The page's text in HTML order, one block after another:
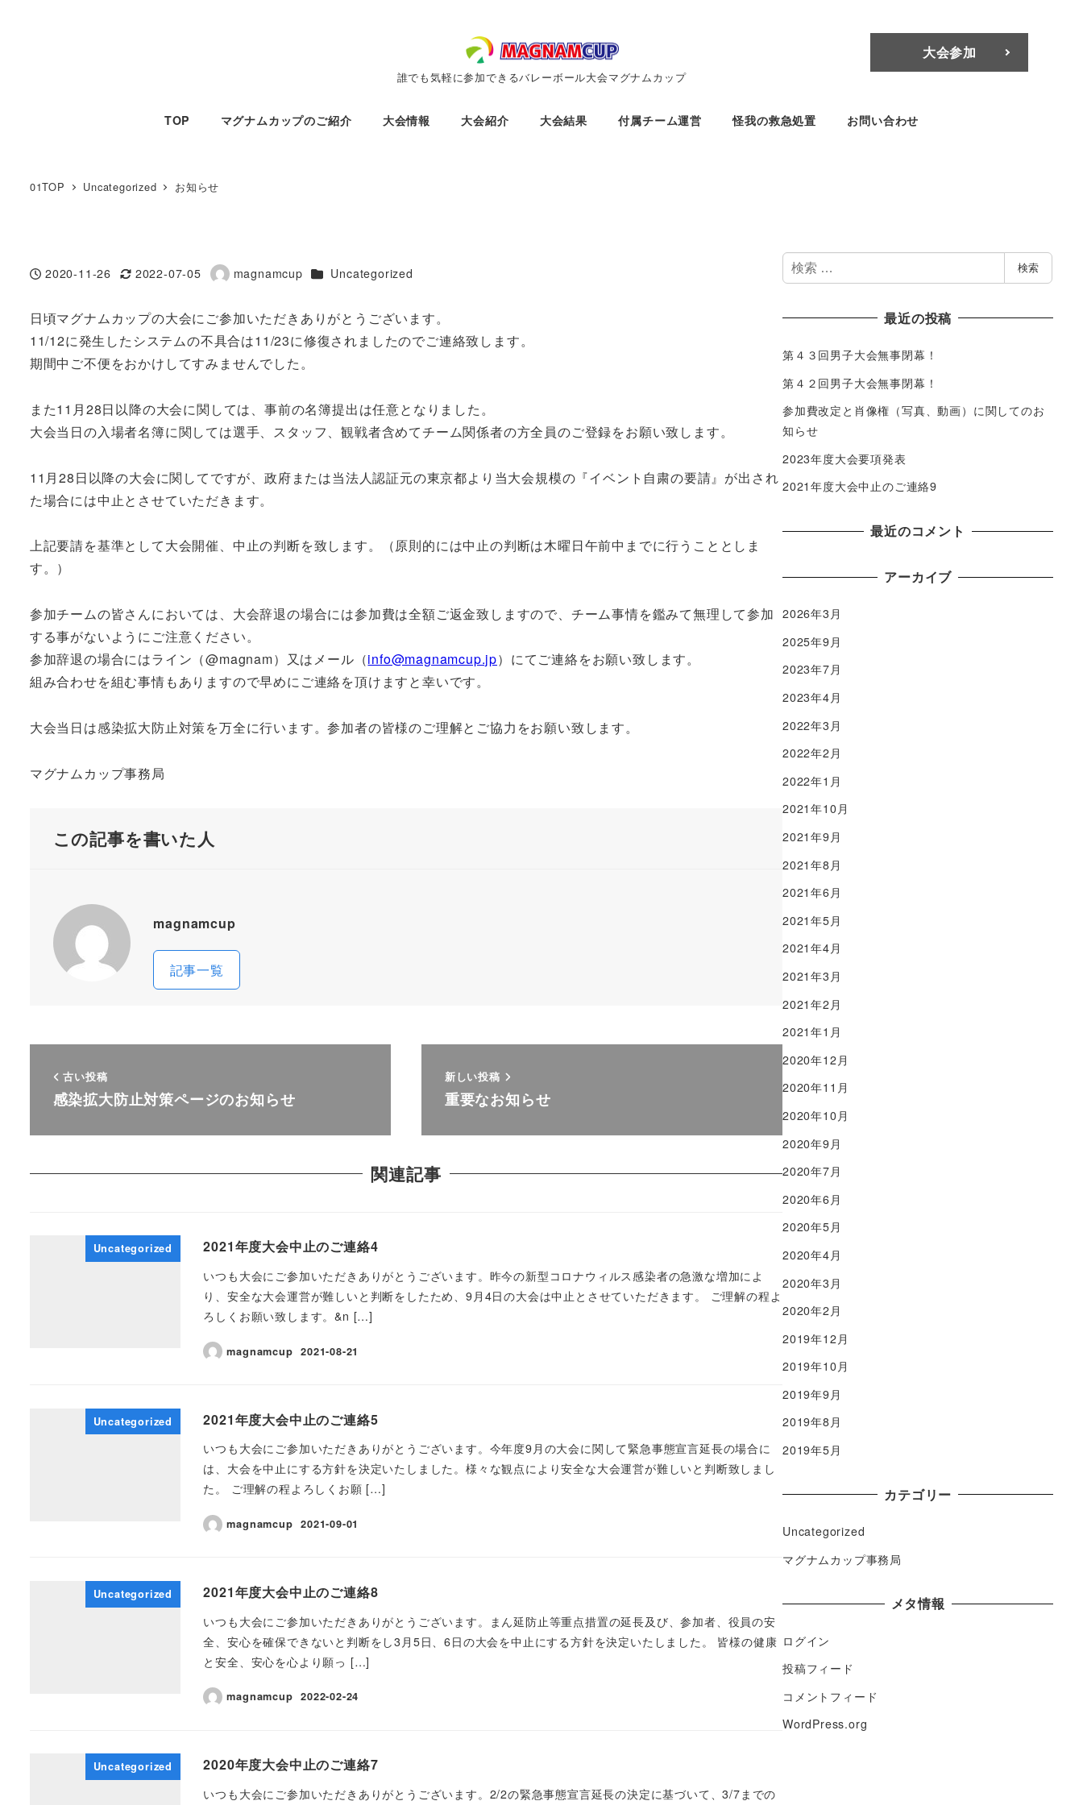
誰でも気軽に参加できるバレーボール大会マグナムカップ
大会参加
TOP マグナムカップのご紹介 大会情報 大会紹介 大会結果 付属チーム運営 怪我の救急処置 お問い合わせ
01TOP Uncategorized お知らせ
投稿日
2020-11-26
更新日
2022-07-05
著
magnamcup カテゴリー
Uncategorized
日頃マグナムカップの大会にご参加いただきありがとうございます。
11/12に発生したシステムの不具合は11/23に修復されましたのでご連絡致します。
期間中ご不便をおかけしてすみませんでした。
また11月28日以降の大会に関しては、事前の名簿提出は任意となりました。
大会当日の入場者名簿に関しては選手、スタッフ、観戦者含めてチーム関係者の方全員のご登録をお願い致します。
11月28日以降の大会に関してですが、政府または当法人認証元の東京都より当大会規模の『イベント自粛の要請』が出され
た場合には中止とさせていただきます。
上記要請を基準として大会開催、中止の判断を致します。（原則的には中止の判断は木曜日午前中までに行うこととしま
す。）
参加チームの皆さんにおいては、大会辞退の場合には参加費は全額ご返金致しますので、チーム事情を鑑みて無理して参加
する事がないようにご注意ください。
参加辞退の場合にはライン（@magnam）又はメール（info@magnamcup.jp）にてご連絡をお願い致します。
組み合わせを組む事情もありますので早めにご連絡を頂けますと幸いです。
大会当日は感染拡大防止対策を万全に行います。参加者の皆様のご理解とご協力をお願い致します。
マグナムカップ事務局
この記事を書いた人
magnamcup
記事一覧
古い投稿
感染拡大防止対策ページのお知らせ
新しい投稿
重要なお知らせ
関連記事
Uncategorized 2021年度大会中止のご連絡4
いつも大会にご参加いただきありがとうございます。昨今の新型コロナウィルス感染者の急激な増加によ
り、安全な大会運営が難しいと判断をしたため、9月4日の大会は中止とさせていただきます。 ご理解の程よ
ろしくお願い致します。&n […]
magnamcup 2021-08-21
Uncategorized 2021年度大会中止のご連絡5
いつも大会にご参加いただきありがとうございます。今年度9月の大会に関して緊急事態宣言延長の場合に
は、大会を中止にする方針を決定いたしました。様々な観点により安全な大会運営が難しいと判断致しまし
た。 ご理解の程よろしくお願 […]
magnamcup 2021-09-01
Uncategorized 2021年度大会中止のご連絡8
いつも大会にご参加いただきありがとうございます。まん延防止等重点措置の延長及び、参加者、役員の安
全、安心を確保できないと判断をし3月5日、6日の大会を中止にする方針を決定いたしました。 皆様の健康
と安全、安心を心より願っ […]
magnamcup 2022-02-24
Uncategorized 2020年度大会中止のご連絡7
いつも大会にご参加いただきありがとうございます。2/2の緊急事態宣言延長の決定に基づいて、3/7までの
検
索
検索
最近の投稿
第４３回男子大会無事閉幕！
第４２回男子大会無事閉幕！
参加費改定と肖像権（写真、動画）に関してのお
知らせ
2023年度大会要項発表
2021年度大会中止のご連絡9
最近のコメント
アーカイブ
2026年3月
2025年9月
2023年7月
2023年4月
2022年3月
2022年2月
2022年1月
2021年10月
2021年9月
2021年8月
2021年6月
2021年5月
2021年4月
2021年3月
2021年2月
2021年1月
2020年12月
2020年11月
2020年10月
2020年9月
2020年7月
2020年6月
2020年5月
2020年4月
2020年3月
2020年2月
2019年12月
2019年10月
2019年9月
2019年8月
2019年5月
カテゴリー
Uncategorized
マグナムカップ事務局
メタ情報
ログイン
投稿フィード
コメントフィード
WordPress.org